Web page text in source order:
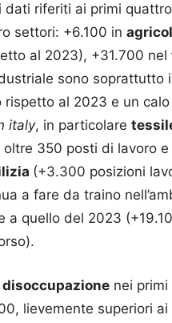
riferiti ai primi
settori: +6.100 in
al 2023), +31.700 nel
sono soprattutto
al 2023 e un
italy, in particolare
350 posti di lavoro
(+3.300 posizioni
a fare da traino
a quello del 2023
nei
lievemente superiori